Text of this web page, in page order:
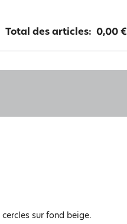
Total des articles: 0,00 €
cercles sur fond beige.